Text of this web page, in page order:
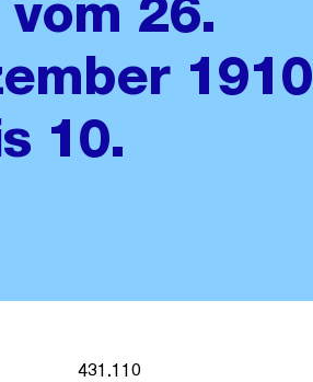
26.
1910
10.
431.110